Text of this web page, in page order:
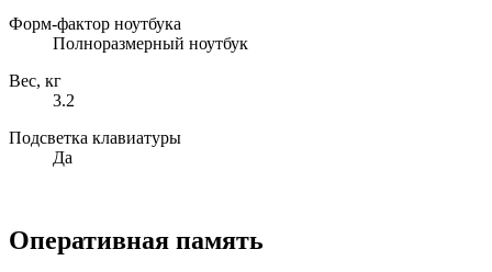
Форм-фактор ноутбука
Полноразмерный ноутбук
Вес, кг
3.2
Подсветка клавиатуры
Да
Оперативная память